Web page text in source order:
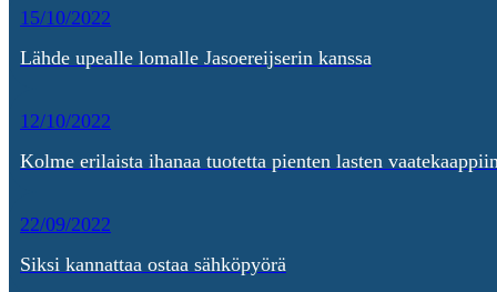
15/10/2022
Lähde upealle lomalle Jasoereijserin kanssa
12/10/2022
Kolme erilaista ihanaa tuotetta pienten lasten
22/09/2022
Siksi kannattaa ostaa sähköpyörä